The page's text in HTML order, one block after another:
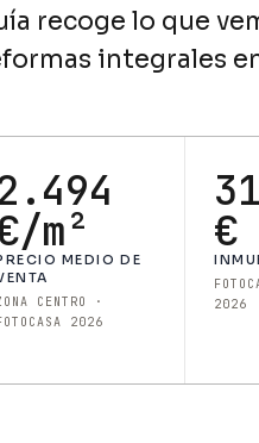
recoge lo que
integrales
m²
MEDIO DE
CENTRO ·
2026
€
2026